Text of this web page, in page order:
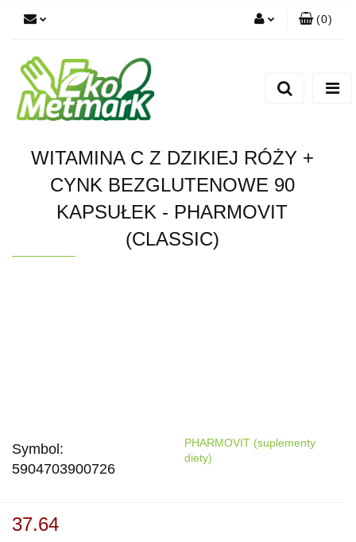
(0)
WITAMINA C Z DZIKIEJ RÓŻY +
CYNK BEZGLUTENOWE 90
KAPSUŁEK - PHARMOVIT
(CLASSIC)
Symbol:
5904703900726
PHARMOVIT (suplementy
diety)
37.64